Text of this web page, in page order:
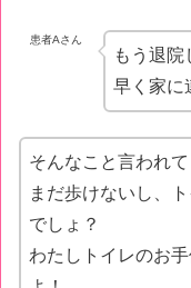
患者Aさん
もう退院
早く家に
そんなこと言われて
まだ歩けないし、
でしょ？
わたしトイレのお